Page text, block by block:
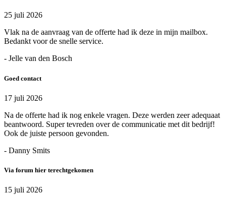
25 juli 2026
Vlak na de aanvraag van de offerte had ik deze in mijn mailbox.
Bedankt voor de snelle service.
- Jelle van den Bosch
Goed contact
17 juli 2026
Na de offerte had ik nog enkele vragen. Deze werden zeer adequaat
beantwoord. Super tevreden over de communicatie met dit bedrijf!
Ook de juiste persoon gevonden.
- Danny Smits
Via forum hier terechtgekomen
15 juli 2026